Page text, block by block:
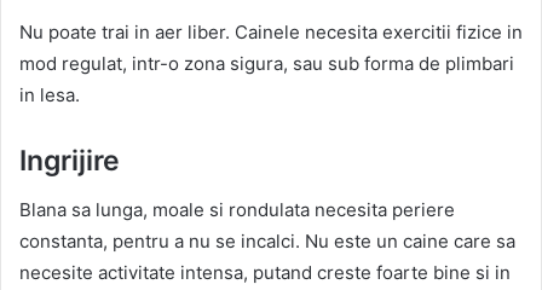
Nu poate trai in aer liber. Cainele necesita exercitii fizice in
mod regulat, intr-o zona sigura, sau sub forma de plimbari
in lesa.
Ingrijire
Blana sa lunga, moale si rondulata necesita periere
constanta, pentru a nu se incalci. Nu este un caine care sa
necesite activitate intensa, putand creste foarte bine si in